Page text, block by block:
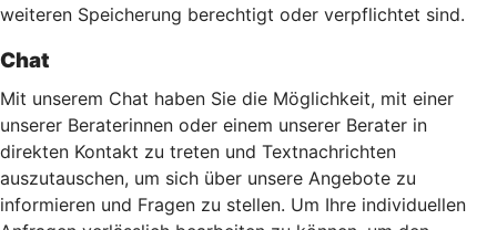
weiteren Speicherung berechtigt oder verpflichtet sind.
Chat
Mit unserem Chat haben Sie die Möglichkeit, mit einer
unserer Beraterinnen oder einem unserer Berater in
direkten Kontakt zu treten und Textnachrichten
auszutauschen, um sich über unsere Angebote zu
informieren und Fragen zu stellen. Um Ihre individuellen